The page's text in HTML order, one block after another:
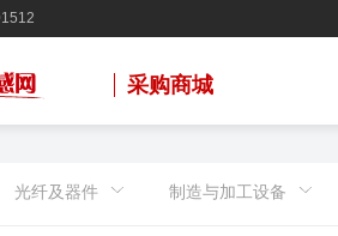
采购商城
光纤及器件 制造与加工设备